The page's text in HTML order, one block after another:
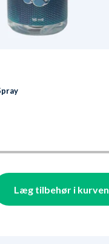
Læg tilbehør i kurven